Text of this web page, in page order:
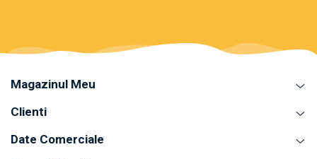
Magazinul Meu
Clienti
Date Comerciale